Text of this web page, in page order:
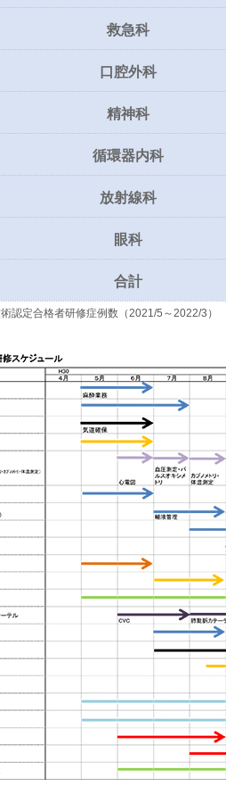
救急科
口腔外科
精神科
循環器内科
放射線科
眼科
合計
認定合格者研修症例数（2021/5～2022/3）